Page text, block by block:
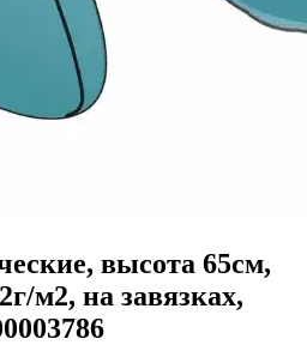
высота 65см,
м2, на завязках,